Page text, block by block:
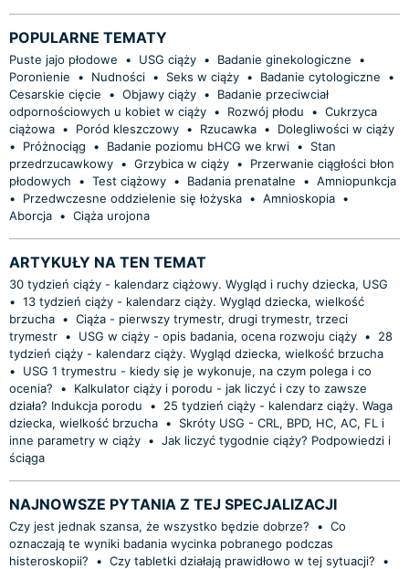
POPULARNE TEMATY
Puste jajo płodowe • USG ciąży • Badanie ginekologiczne
•
Poronienie
• Nudności • Seks w ciąży • Badanie cytologiczne
•
Cesarskie cięcie
• Objawy ciąży •
Badanie przeciwciał
odpornościowych u kobiet w ciąży • Rozwój płodu • Cukrzyca
ciążowa • Poród kleszczowy • Rzucawka •
Dolegliwości w ciąży
•
Próżnociąg • Badanie poziomu bHCG we krwi •
Stan
przedrzucawkowy • Grzybica w ciąży •
Przerwanie ciągłości błon
płodowych
• Test ciążowy • Badania prenatalne • Amniopunkcja
•
Przedwczesne oddzielenie się łożyska • Amnioskopia •
Aborcja • Ciąża urojona
ARTYKUŁY NA TEN TEMAT
30 tydzień ciąży - kalendarz ciążowy. Wygląd i ruchy dziecka, USG
• 13 tydzień ciąży - kalendarz ciąży. Wygląd dziecka, wielkość
brzucha • Ciąża - pierwszy trymestr, drugi trymestr, trzeci
trymestr • USG w ciąży - opis badania, ocena rozwoju ciąży •
28
tydzień ciąży - kalendarz ciąży. Wygląd dziecka, wielkość brzucha
•
USG 1 trymestru - kiedy się je wykonuje, na czym polega i co
ocenia?
•
Kalkulator ciąży i porodu - jak liczyć i czy to zawsze
działa? Indukcja porodu
•
25 tydzień ciąży - kalendarz ciąży. Waga
dziecka, wielkość brzucha •
Skróty USG - CRL, BPD, HC, AC, FL i
inne parametry w ciąży • Jak liczyć tygodnie ciąży? Podpowiedzi i
ściąga
NAJNOWSZE PYTANIA Z TEJ SPECJALIZACJI
Czy jest jednak szansa, że wszystko będzie dobrze? • Co
oznaczają te wyniki badania wycinka pobranego podczas
histeroskopii?
• Czy tabletki działają prawidłowo w tej sytuacji?
•